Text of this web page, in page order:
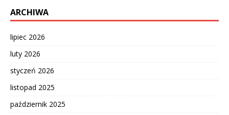
ARCHIWA
lipiec 2026
luty 2026
styczeń 2026
listopad 2025
październik 2025